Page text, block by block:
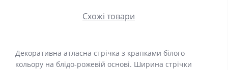
Схожі товари
Декоративна атласна стрічка з крапками білого
кольору на блідо-рожевій основі. Ширина стрічки